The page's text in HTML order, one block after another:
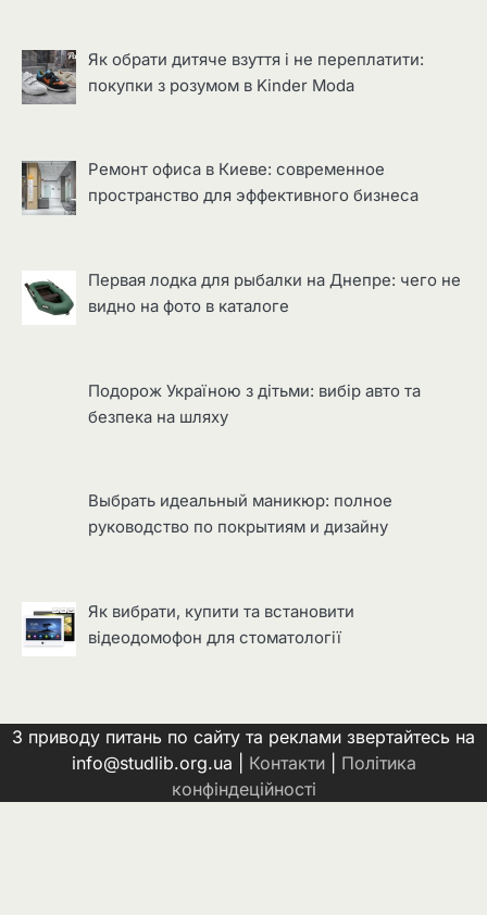
Як обрати дитяче взуття і не переплатити:
покупки з розумом в Kinder Moda
Ремонт офиса в Киеве: современное
пространство для эффективного бизнеса
Первая лодка для рыбалки на Днепре: чего не
видно на фото в каталоге
Подорож Україною з дітьми: вибір авто та
безпека на шляху
Выбрать идеальный маникюр: полное
руководство по покрытиям и дизайну
Як вибрати, купити та встановити
відеодомофон для стоматології
З приводу питань по сайту та реклами звертайтесь на
info@studlib.org.ua | Контакти| Політика
конфіндеційності